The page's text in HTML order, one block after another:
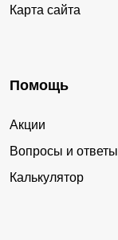
Карта сайта
Помощь
Акции
Вопросы и ответы
Калькулятор